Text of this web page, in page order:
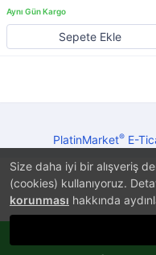
Size daha iyi bir alışveriş
(cookies) kullanıyoruz.
korunması hakkında
Sepete Ekle
PlatinMarket®E-